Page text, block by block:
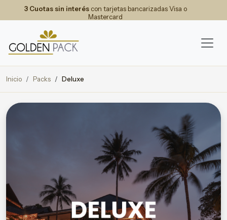
3 Cuotas sin interéscon tarjetas bancarizadas Visa o
Mastercard
Inicio Packs Deluxe